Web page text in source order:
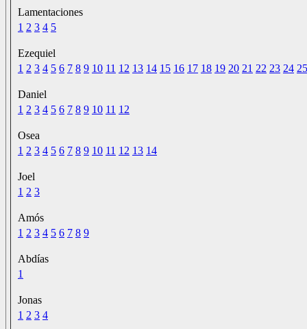
Lamentaciones
1 2 3 4 5
Ezequiel
1 2 3 4 5 6 7 8 9 10 11 12 13 14 15 16 17 18 19 20 21 22 23 24 25
Daniel
1 2 3 4 5 6 7 8 9 10 11 12
Osea
1 2 3 4 5 6 7 8 9 10 11 12 13 14
Joel
1 2 3
Amós
1 2 3 4 5 6 7 8 9
Abdías
1
Jonas
1 2 3 4